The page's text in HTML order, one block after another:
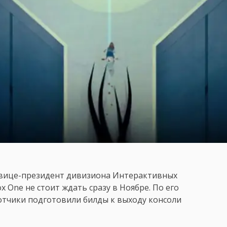
президент дивизиона Интерактивных
One не стоит ждать сразу в Ноябре. По его
подготовили билды к выходу консоли